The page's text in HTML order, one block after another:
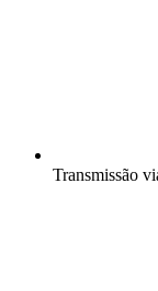
Transmissão